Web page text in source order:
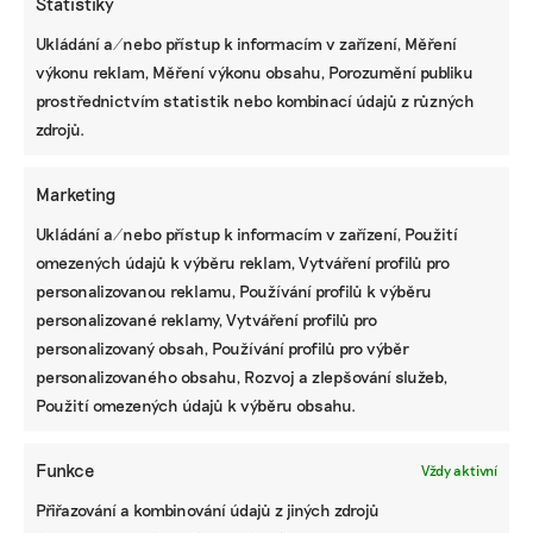
Ukládání a/nebo přístup k informacím v zařízení, Měření
výkonu reklam, Měření výkonu obsahu, Porozumění publiku
prostřednictvím statistik nebo kombinací údajů z různých
zdrojů.
Marketing
Ukládání a/nebo přístup k informacím v zařízení, Použití
omezených údajů k výběru reklam, Vytváření profilů pro
personalizovanou reklamu, Používání profilů k výběru
personalizované reklamy, Vytváření profilů pro
personalizovaný obsah, Používání profilů pro výběr
personalizovaného obsahu, Rozvoj a zlepšování služeb,
Použití omezených údajů k výběru obsahu.
Funkce Vždy aktivní
Přiřazování a kombinování údajů z jiných zdrojů
zemina stabilnější, tím se jí může méně odtěžit,
takže zábor půdy pak může být nižší, než ukazují
prvotní odhady,“ dodává Pokorný.
Konec uhlí komplikuje život výrobcům
surovinou z elektráren až na 20 let
Území, která státu nepatří
U lomu Bílina je benefit z případného napuštění
méně jednoznačný. „Nabízí se efekt propojení s
jezerem Most, které by se nemuselo draze
dočerpávat. Bylo by ale na rozhodnutí Diama, zda
k nadlepšování málovodné a nekvalitní Bíliny,“
objasňuje Pokorný.